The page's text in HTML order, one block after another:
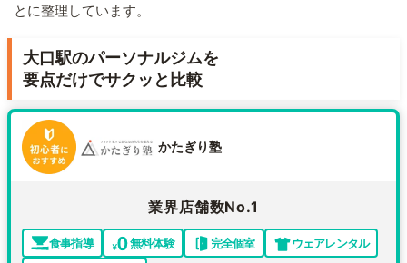
とに整理しています。
大口駅のパーソナルジムを
要点だけでサクッと比較
かたぎり塾
業界店舗数No.1
食事指導 無料体験 完全個室
ウェアレンタル